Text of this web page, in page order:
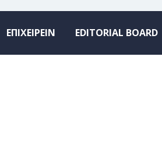
ΕΠΙΧΕΙΡΕΙΝ EDITORIAL BOARD